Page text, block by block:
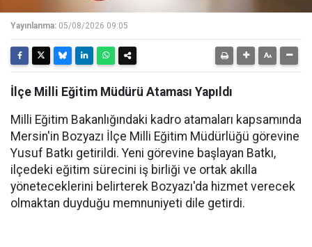
Yayınlanma: 05/08/2026 09:05
İlçe Milli Eğitim Müdürü Ataması Yapıldı
Milli Eğitim Bakanlığındaki kadro atamaları kapsamında
Mersin'in Bozyazı İlçe Milli Eğitim Müdürlüğü görevine
Yusuf Batkı getirildi. Yeni görevine başlayan Batkı,
ilçedeki eğitim sürecini iş birliği ve ortak akılla
yöneteceklerini belirterek Bozyazı'da hizmet verecek
olmaktan duyduğu memnuniyeti dile getirdi.